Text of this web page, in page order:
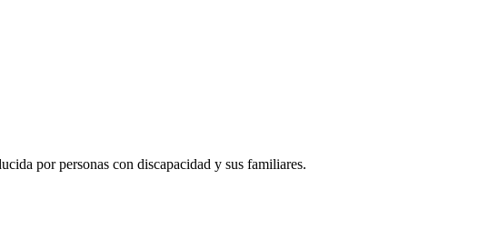
por personas con discapacidad y sus familiares.